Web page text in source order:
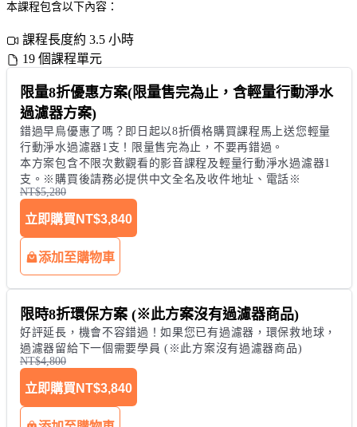
本課程包含以下內容：
課程長度約 3.5 小時
19 個課程單元
限量8折優惠方案(限量售完為止，含輕量行動淨水
過濾器方案)
錯過早鳥優惠了嗎？即日起以8折價格購買課程馬上送您輕量
行動淨水過濾器1支！限量售完為止，不要再錯過。
本方案包含不限次數觀看的影音課程及輕量行動淨水過濾器1
支。※購買後請務必提供中文全名及收件地址、電話※
NT$5,280
立即購買 NT$3,840
添加至購物車
限時8折環保方案 (※此方案沒有過濾器商品)
好評延長，機會不容錯過！如果您已有過濾器，環保救地球，
過濾器留給下一個需要學員 (※此方案沒有過濾器商品)
NT$4,800
立即購買 NT$3,840